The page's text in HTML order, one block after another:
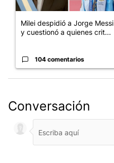
Milei despidió a Jorge Messi
y cuestionó a quienes crit...
104 comentarios
Conversación